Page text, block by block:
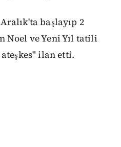
başlayıp 2
Noel ve Yeni Yıl tatili
ilan etti.